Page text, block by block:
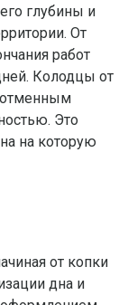
глубины и
От
работ
Колодцы от
отменным
Это
на которую
от копки
дна и